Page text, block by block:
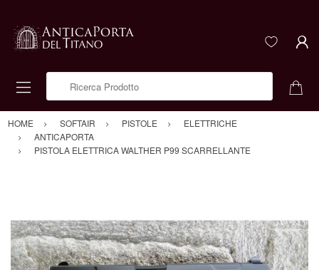
HOME SOFTAIR PISTOLE
ELETTRICHE
ANTICAPORTA
PISTOLA ELETTRICA WALTHER P99 SCARRELLANTE